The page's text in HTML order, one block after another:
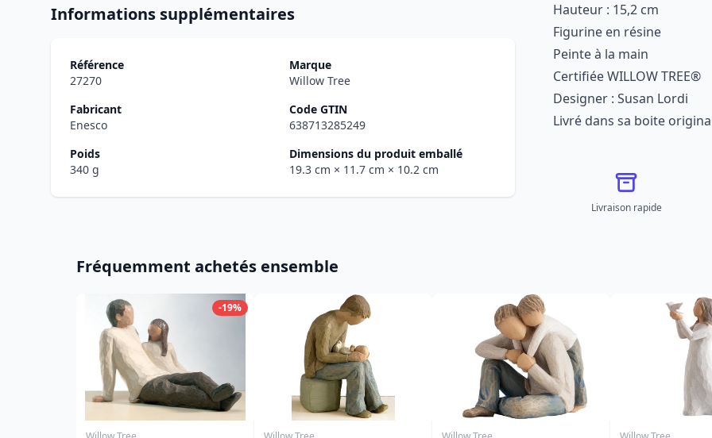
Informations supplémentaires
Référence
27270
Marque
Willow Tree
Fabricant
Enesco
Code GTIN
638713285249
Poids
340 g
Dimensions du produit emballé
19.3 cm × 11.7 cm × 10.2 cm
Hauteur : 15,2 cm
Figurine en résine
Peinte à la main
Certifiée WILLOW TREE®
Designer : Susan Lordi
Livré dans sa boite
Livraison rapide
Fréquemment achetés ensemble
-19%